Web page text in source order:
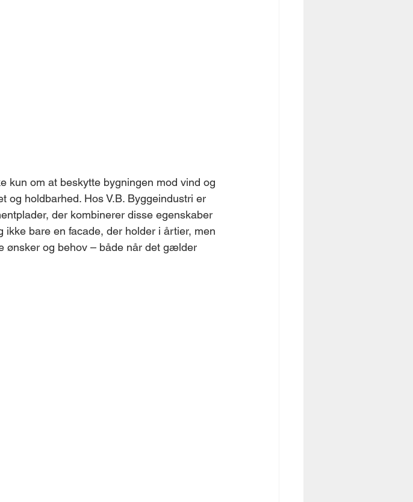
kun om at beskytte bygningen mod vind og
holdbarhed. Hos V.B. Byggeindustri er
der kombinerer disse egenskaber
bare en facade, der holder i årtier, men
ønsker og behov – både når det gælder